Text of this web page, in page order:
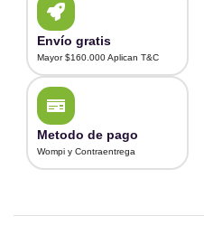
Envío gratis
Mayor $160.000 Aplican T&C
Metodo de pago
Wompi y Contraentrega